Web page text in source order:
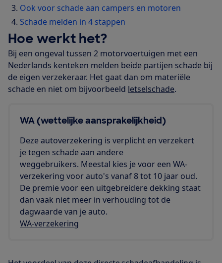
Ook voor schade aan campers en motoren
Schade melden in 4 stappen
Hoe werkt het?
Bij een ongeval tussen 2 motorvoertuigen met een
Nederlands kenteken melden beide partijen schade bij
de eigen verzekeraar. Het gaat dan om materiële
schade en niet om bijvoorbeeld letselschade.
WA (wettelijke aansprakelijkheid)
Deze autoverzekering is verplicht en verzekert
je tegen schade aan andere
weggebruikers. Meestal kies je voor een WA-
verzekering voor auto's vanaf 8 tot 10 jaar oud.
De premie voor een uitgebreidere dekking staat
dan vaak niet meer in verhouding tot de
dagwaarde van je auto.
WA-verzekering